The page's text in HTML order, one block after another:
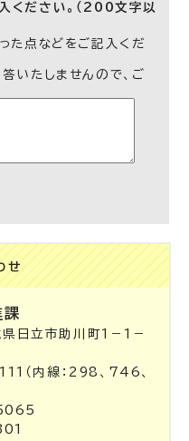
ください。（200文字以
た点などをご記入くだ
いたしませんので、ご
せ
課
日立市助川町1－1－
（内線：298、746、